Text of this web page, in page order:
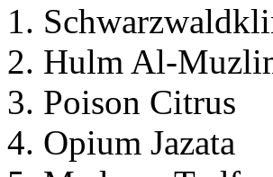
1.
2. Hulm Al-
3. Poison Citrus
4. Opium Jazata